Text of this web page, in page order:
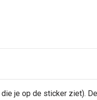
je op de sticker ziet).